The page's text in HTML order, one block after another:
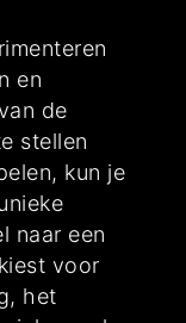
en
de
stellen
kun je
naar een
voor
het